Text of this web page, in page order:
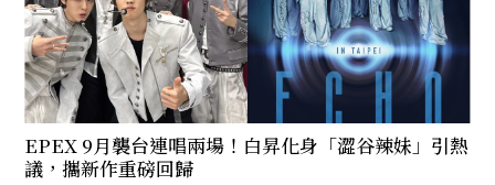
EPEX 9月襲台連唱兩場！白昇化身「澀谷辣妹」引熱
議，攜新作重磅回歸